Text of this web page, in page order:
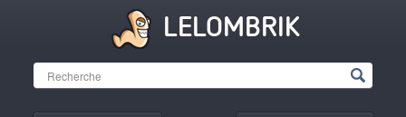
LELOMBRIK